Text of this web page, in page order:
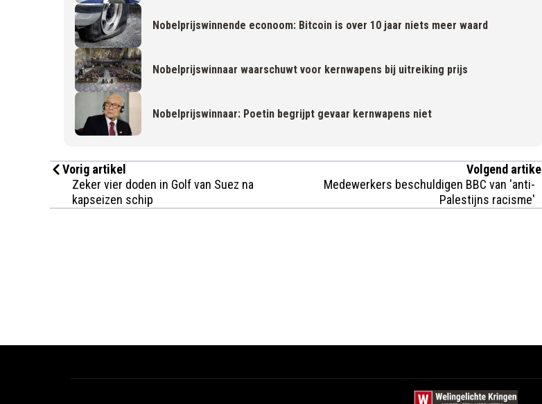
Nobelprijswinnende econoom: Bitcoin is over 10 jaar niets meer waard
Nobelprijswinnaar waarschuwt voor kernwapens bij uitreiking prijs
Nobelprijswinnaar: Poetin begrijpt gevaar kernwapens niet
Vorig artikel
Zeker vier doden in Golf van Suez na
kapseizen schip
Volgend artikel
Medewerkers beschuldigen BBC van 'anti-
Palestijns racisme'